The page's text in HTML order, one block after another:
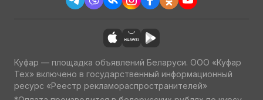
Куфар — площадка объявлений Беларуси. ООО «Куфар
Тех» включено в государственный информационный
ресурс «Реестр рекламораспространителей»